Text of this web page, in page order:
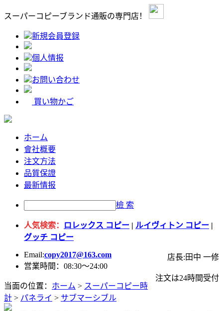
スーパーコピーブランド通販の専門店！
新規会員登録
個人情报
お問い合わせ
買い物かご
ホーム
會社概要
注文方法
品質保證
最新情报
檢 索
人気検索： ロレックス コピー | ルイヴィトン コピー |
グッチ コピー
Email:copy2017@163.com
店長:田中 一修
営業時間：08:30～24:00
注文は24時間受付
当面の位置： ホーム > スーパーコピー時
計 > パネライ > サブマーシブル